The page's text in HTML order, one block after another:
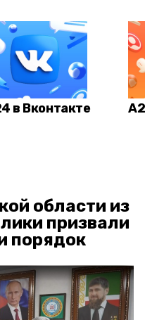
в Вконтакте
области из
призвали
порядок